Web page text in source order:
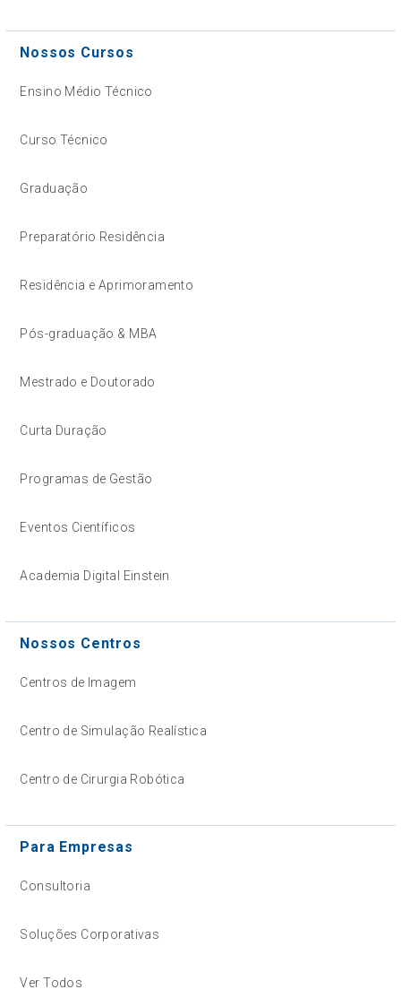
Nossos Cursos
Ensino Médio Técnico
Curso Técnico
Graduação
Preparatório Residência
Residência e Aprimoramento
Pós-graduação & MBA
Mestrado e Doutorado
Curta Duração
Programas de Gestão
Eventos Científicos
Academia Digital Einstein
Nossos Centros
Centros de Imagem
Centro de Simulação Realística
Centro de Cirurgia Robótica
Para Empresas
Consultoria
Soluções Corporativas
Ver Todos